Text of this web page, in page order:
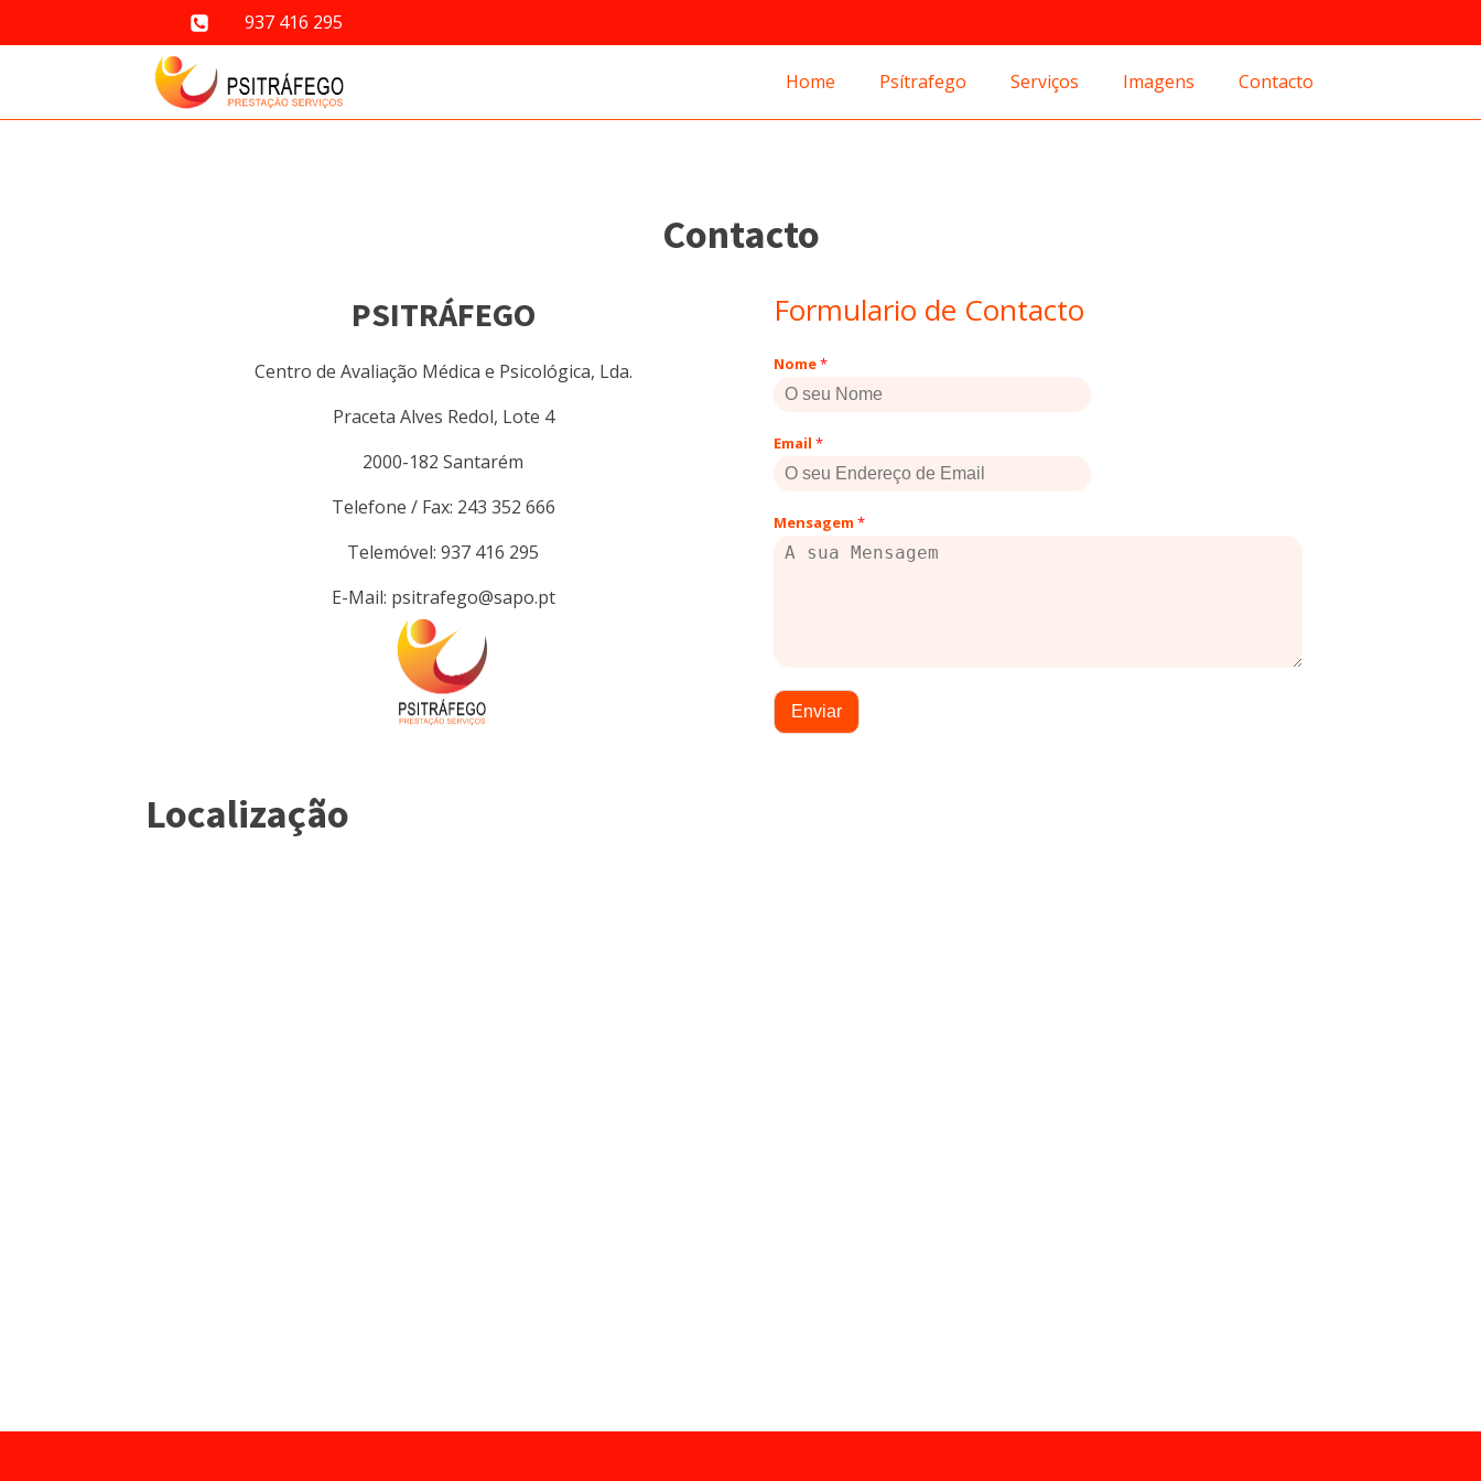
937 416 295
Home Psítrafego Serviços Imagens Contacto
Contacto
PSITRÁFEGO
Centro de Avaliação Médica e Psicológica, Lda.
Praceta Alves Redol, Lote 4
2000-182 Santarém
Telefone / Fax: 243 352 666
Telemóvel: 937 416 295
E-Mail: psitrafego@sapo.pt
Formulario de Contacto
Nome*
Email *
Mensagem *
Enviar
Localização